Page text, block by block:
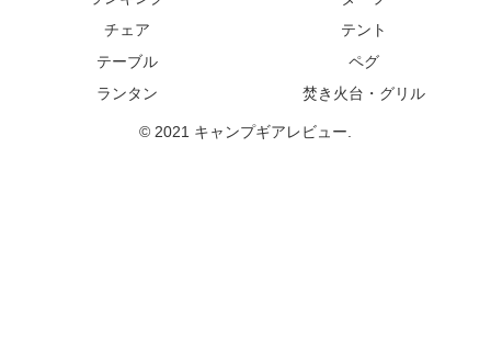
チェア
テント
テーブル
ペグ
ランタン
焚き火台・グリル
© 2021 キャンプギアレビュー.